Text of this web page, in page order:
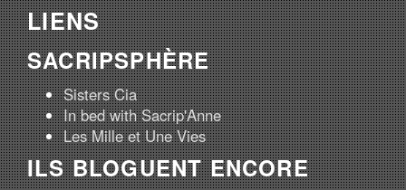
LIENS
SACRIPSPHÈRE
Sisters Cia
In bed with Sacrip'Anne
Les Mille et Une Vies
ILS BLOGUENT ENCORE